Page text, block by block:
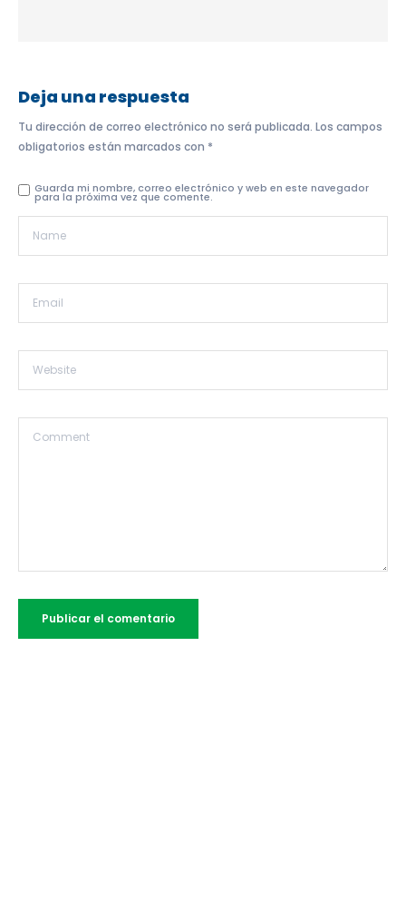
Deja una respuesta
Tu dirección de correo electrónico no será publicada. Los campos
obligatorios están marcados con *
Guarda mi nombre, correo electrónico y web en este navegador
para la próxima vez que comente.